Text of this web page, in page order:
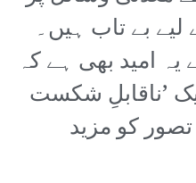
لیے بے تاب ہیں۔
امید بھی ہے کہ
’ناقابلِ شکست
کو مزید